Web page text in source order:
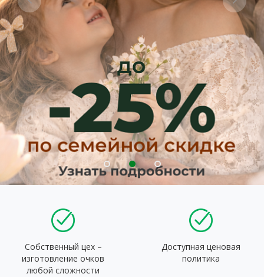
Собственный цех –
изготовление очков
любой сложности
Доступная ценовая
политика